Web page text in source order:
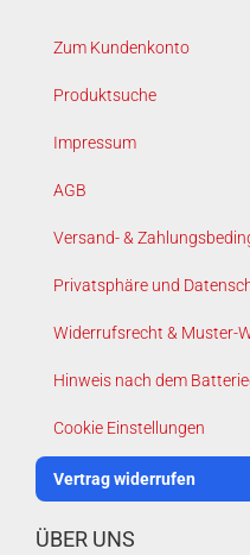
Zum Kundenkonto
Produktsuche
Impressum
AGB
Versand- &
Privatsphäre und
Widerrufsrecht & Muster-
Hinweis nach dem
Cookie Einstellungen
Vertrag widerrufen
ÜBER UNS